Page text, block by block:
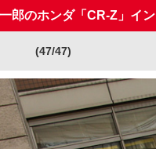
郎のホンダ「CR-Z」イ
(47/47)